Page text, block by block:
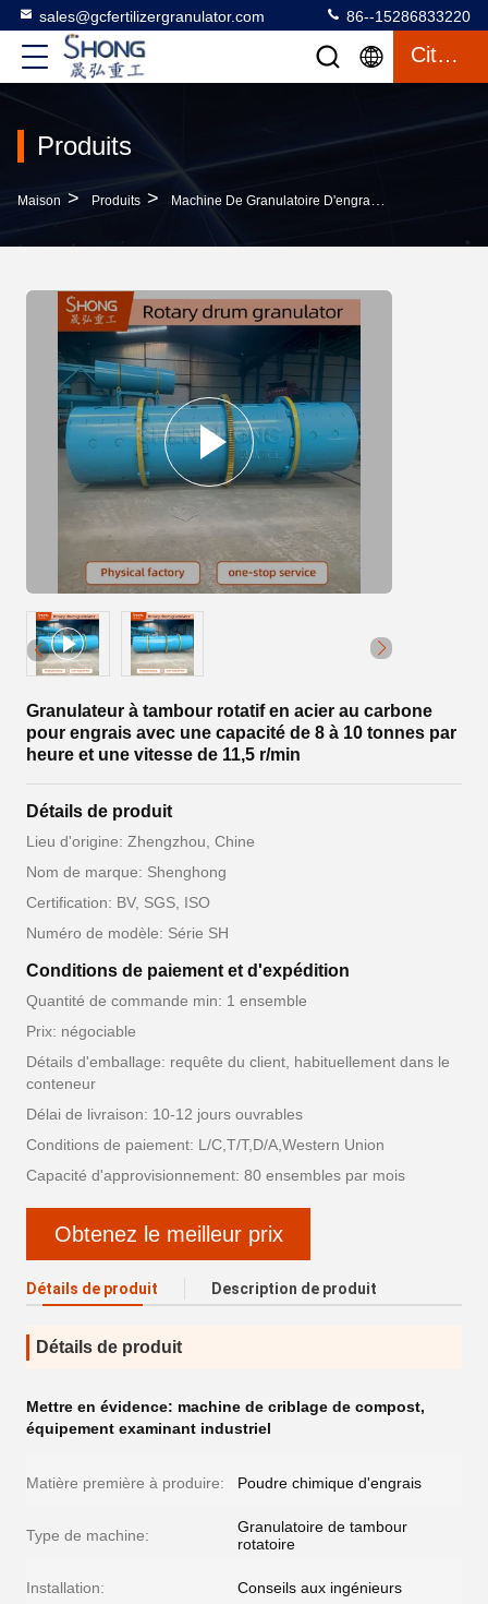
sales@gcfertilizergranulator.com 86--15286833220
Citation
Produits
Maison > Produits > Machine De Granulatoire D'engrais
Granulateur à tambour rotatif en acier au carbone
pour engrais avec une capacité de 8 à 10 tonnes par
heure et une vitesse de 11,5 r/min
Détails de produit
Lieu d'origine: Zhengzhou, Chine
Nom de marque: Shenghong
Certification: BV, SGS, ISO
Numéro de modèle: Série SH
Conditions de paiement et d'expédition
Quantité de commande min: 1 ensemble
Prix: négociable
Détails d'emballage: requête du client, habituellement dans le
conteneur
Délai de livraison: 10-12 jours ouvrables
Conditions de paiement: L/C,T/T,D/A,Western Union
Capacité d'approvisionnement: 80 ensembles par mois
Obtenez le meilleur prix
Détails de produit Description de produit
Détails de produit
Mettre en évidence: machine de criblage de compost,
équipement examinant industriel
Matière première à produire: Poudre chimique d'engrais
Type de machine:
Granulatoire de tambour
rotatoire
Installation: Conseils aux ingénieurs